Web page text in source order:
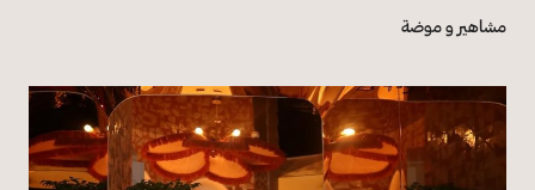
مشاهير و موضة